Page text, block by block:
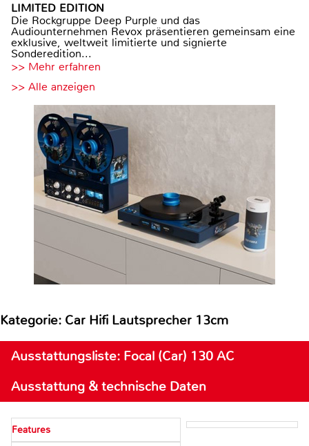
LIMITED EDITION
Die Rockgruppe Deep Purple und das
Audiounternehmen Revox präsentieren gemeinsam eine
exklusive, weltweit limitierte und signierte
Sonderedition...
>> Mehr erfahren
>> Alle anzeigen
Kategorie: Car Hifi Lautsprecher 13cm
Ausstattungsliste: Focal (Car) 130 AC
Ausstattung & technische Daten
Features